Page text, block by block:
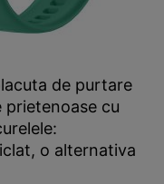
de purtare
prietenoase cu
o alternativa